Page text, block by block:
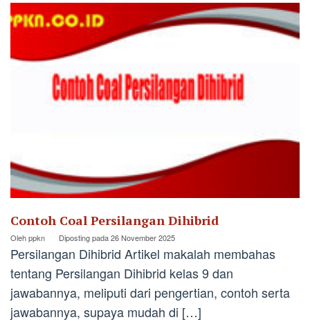
Contoh Coal Persilangan Dihibrid
Olehppkn Diposting pada26 November 2025
Persilangan Dihibrid Artikel makalah membahas
tentang Persilangan Dihibrid kelas 9 dan
jawabannya, meliputi dari pengertian, contoh serta
jawabannya, supaya mudah di […]